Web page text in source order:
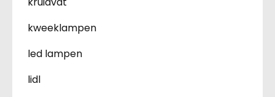
kweeklampen
led lampen
lidl